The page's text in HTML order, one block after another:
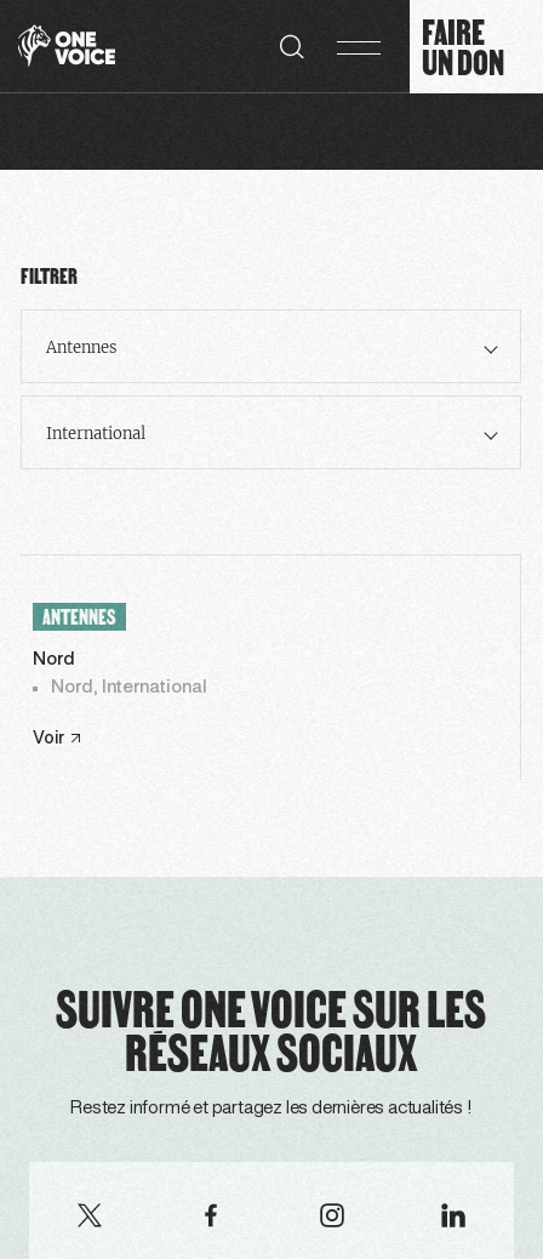
FAIRE
UN DON
FILTRER
Antennes
International
ANTENNES
Nord
Nord, International
Voir
SUIVRE ONE VOICE SUR LES
RÉSEAUX SOCIAUX
Restez informé et partagez les dernières actualités !